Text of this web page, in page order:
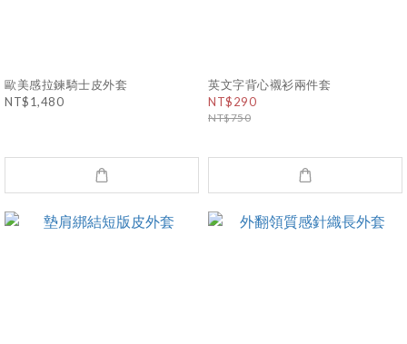
歐美感拉鍊騎士皮外套
NT$1,480
英文字背心襯衫兩件套
NT$290
NT$750